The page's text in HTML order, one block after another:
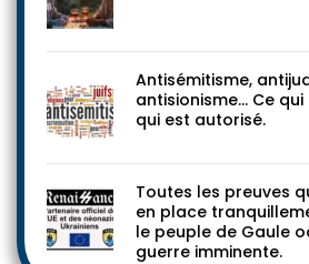
Antisémitisme,
antisionisme… Ce
qui est autorisé.
Toutes les preuves
en place
le peuple de Gaule
guerre imminente.